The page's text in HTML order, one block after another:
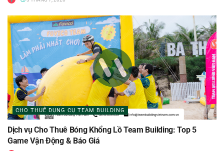
CHO THUÊ DỤNG CỤ TEAM BUILDING
Dịch vụ Cho Thuê Bóng Khổng Lồ Team Building: Top 5
Game Vận Động & Báo Giá